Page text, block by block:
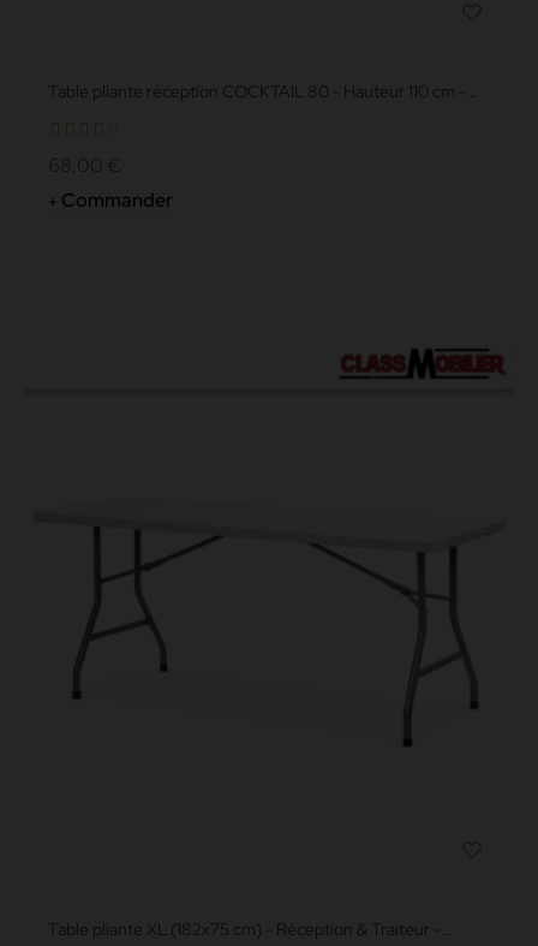
Table pliante réception COCKTAIL 80 - Hauteur 110 cm -
Commander
Table pliante XL (182x75 cm) - Réception & Traiteur -